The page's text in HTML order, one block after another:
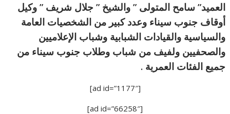
العميد” سامح المتولى ” والشيخ ” جلال شريف ” وكيل
أوقاف جنوب سيناء وعدد كبير من الشخصيات العامة
والسياسية والقيادات الشبابية وشباب الإعلاميين
والصحفيين ولفيف من شباب وطلاب جنوب سيناء من
جميع الفئات العمرية .
[ad id=”1177″]
[ad id=”66258″]